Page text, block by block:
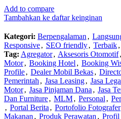
Add to compare
Tambahkan ke daftar keinginan
Kategori: Berpengalaman ,
Responsive, SEO friendly, Terbaik,
Tag: Agregator, Aksesoris Otomotif,
Motor, Booking Hotel , Booking
Profile, Dealer Mobil Bekas,
Pemerintah , Jasa Leasing, Jasa
Motor, Jasa Pinjaman Dana , Jasa
Dan Furniture, MLM, Personal ,
, Portal Berita , Portofolio Fotografer
Makanan , Produk Perawatan , Profil